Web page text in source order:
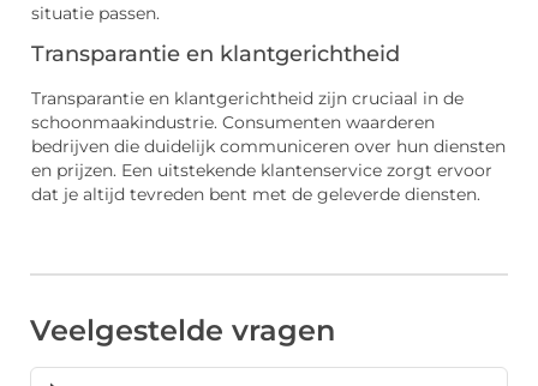
situatie passen.
Transparantie en klantgerichtheid
Transparantie en klantgerichtheid zijn cruciaal in de
schoonmaakindustrie. Consumenten waarderen
bedrijven die duidelijk communiceren over hun diensten
en prijzen. Een uitstekende klantenservice zorgt ervoor
dat je altijd tevreden bent met de geleverde diensten.
Veelgestelde vragen